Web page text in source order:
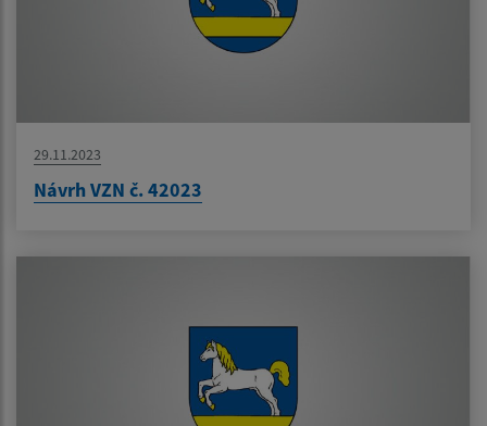
29.11.2023
Návrh VZN č. 42023